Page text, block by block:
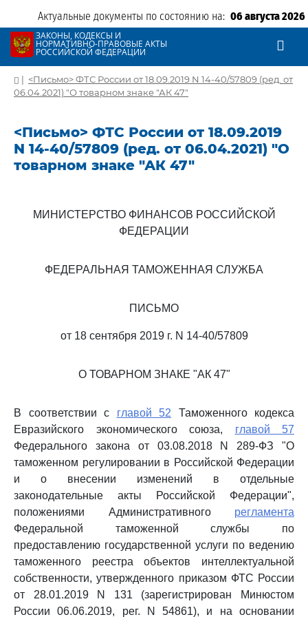
Актуальные документы по состоянию на: 06 августа 2026
ЗАКОНЫ, КОДЕКСЫ И
НОРМАТИВНО-ПРАВОВЫЕ АКТЫ
РОССИЙСКОЙ ФЕДЕРАЦИИ
| <Письмо> ФТС России от 18.09.2019 N 14-40/57809 (ред. от
06.04.2021) "О товарном знаке "АК 47"
<Письмо> ФТС России от 18.09.2019
N 14-40/57809 (ред. от 06.04.2021) "О
товарном знаке "АК 47"
МИНИСТЕРСТВО ФИНАНСОВ РОССИЙСКОЙ
ФЕДЕРАЦИИ
ФЕДЕРАЛЬНАЯ ТАМОЖЕННАЯ СЛУЖБА
ПИСЬМО
от 18 сентября 2019 г. N 14-40/57809
О ТОВАРНОМ ЗНАКЕ "АК 47"
В соответствии с главой 52 Таможенного кодекса
Евразийского экономического союза, главой 57
Федерального закона от 03.08.2018 N 289-ФЗ "О
таможенном регулировании в Российской Федерации
и о внесении изменений в отдельные
законодательные акты Российской Федерации",
положениями Административного регламента
Федеральной таможенной службы по
предоставлению государственной услуги по ведению
таможенного реестра объектов интеллектуальной
собственности, утвержденного приказом ФТС России
от 28.01.2019 N 131 (зарегистрирован Минюстом
России 06.06.2019, рег. N 54861), и на основании